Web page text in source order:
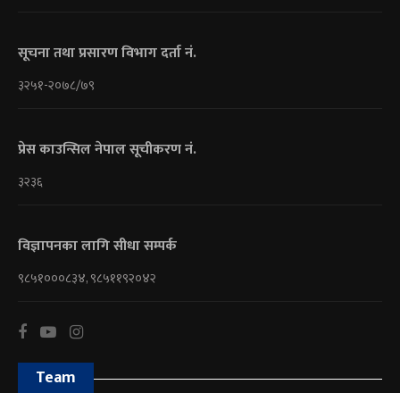
सूचना तथा प्रसारण विभाग दर्ता नं.
३२५१-२०७८/७९
प्रेस काउन्सिल नेपाल सूचीकरण नं.
३२३६
विज्ञापनका लागि सीधा सम्पर्क
९८५१०००८३४, ९८५११९२०४२
Team